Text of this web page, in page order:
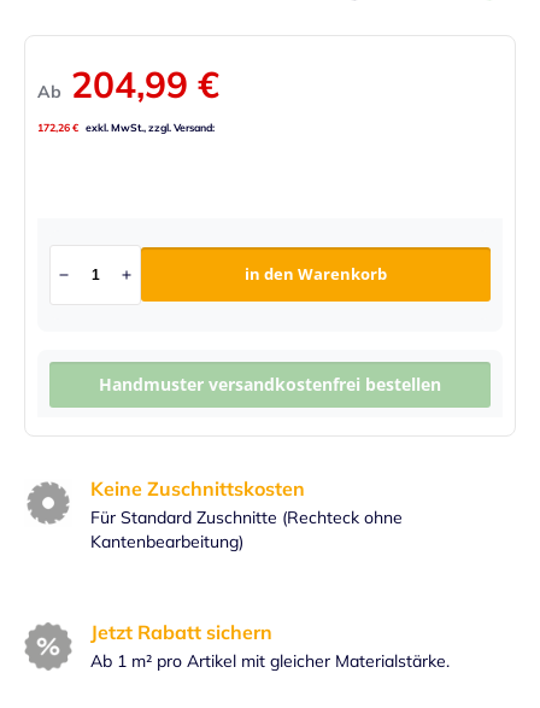
in den Warenkorb
Handmuster versandkostenfrei bestellen
Ab 204,99 €
172,26 €
Keine Zuschnittskosten
Für Standard Zuschnitte (Rechteck ohne
Kantenbearbeitung)
Jetzt Rabatt sichern
Ab 1 m² pro Artikel mit gleicher Materialstärke.